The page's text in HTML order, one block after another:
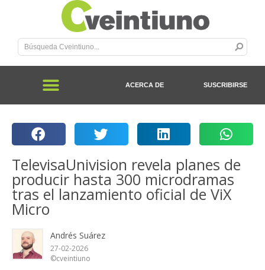
ACERCA DE SUSCRIBIRSE
TelevisaUnivision revela planes de
producir hasta 300 microdramas
tras el lanzamiento oficial de ViX
Micro
Andrés Suárez
27-02-2026
©cveintiuno